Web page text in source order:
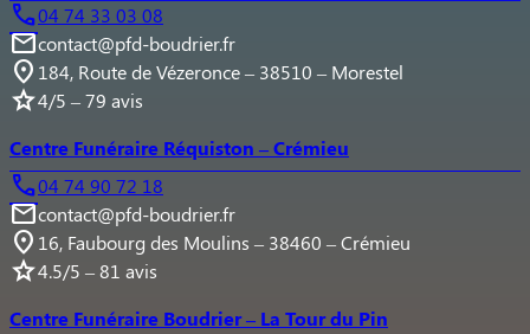
04 74 33 03 08
contact@pfd-boudrier.fr
184, Route de Vézeronce – 38510 – Morestel
4/5 – 79 avis
Centre Funéraire Réquiston – Crémieu
04 74 90 72 18
contact@pfd-boudrier.fr
16, Faubourg des Moulins – 38460 – Crémieu
4.5/5 – 81 avis
Centre Funéraire Boudrier – La Tour du Pin